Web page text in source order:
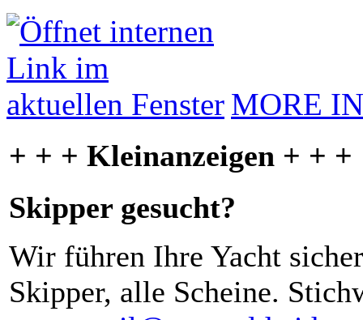
MORE
+ + + Kleinanzeigen + + +
Skipper gesucht?
Wir führen Ihre Yacht
Skipper, alle Scheine.